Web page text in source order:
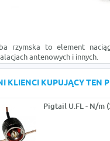
rzymska to element
antenowych i innych.
KLIENCI KUPUJĄCY TEN
Pigtail U.FL - N/m